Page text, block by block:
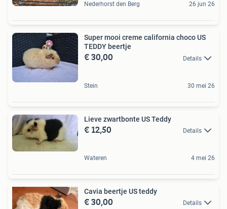
Nederhorst den Berg 26 jun 26
Super mooi creme california choco US
TEDDY beertje
€ 30,00 Details
Stein 30 mei 26
Lieve zwartbonte US Teddy
€ 12,50 Details
Wateren 4 mei 26
Cavia beertje US teddy
€ 30,00 Details